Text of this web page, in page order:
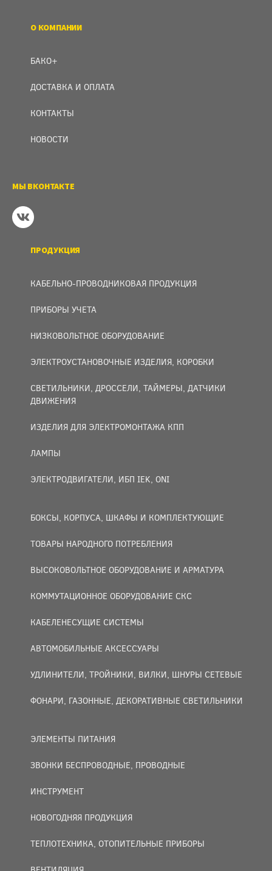
О КОМПАНИИ
БАКО+
ДОСТАВКА И ОПЛАТА
КОНТАКТЫ
НОВОСТИ
МЫ ВКОНТАКТЕ
ПРОДУКЦИЯ
КАБЕЛЬНО-ПРОВОДНИКОВАЯ ПРОДУКЦИЯ
ПРИБОРЫ УЧЕТА
НИЗКОВОЛЬТНОЕ ОБОРУДОВАНИЕ
ЭЛЕКТРОУСТАНОВОЧНЫЕ ИЗДЕЛИЯ, КОРОБКИ
СВЕТИЛЬНИКИ, ДРОССЕЛИ, ТАЙМЕРЫ, ДАТЧИКИ
ДВИЖЕНИЯ
ИЗДЕЛИЯ ДЛЯ ЭЛЕКТРОМОНТАЖА КПП
ЛАМПЫ
ЭЛЕКТРОДВИГАТЕЛИ, ИБП IEK, ONI
БОКСЫ, КОРПУСА, ШКАФЫ И КОМПЛЕКТУЮЩИЕ
ТОВАРЫ НАРОДНОГО ПОТРЕБЛЕНИЯ
ВЫСОКОВОЛЬТНОЕ ОБОРУДОВАНИЕ И АРМАТУРА
КОММУТАЦИОННОЕ ОБОРУДОВАНИЕ СКС
КАБЕЛЕНЕСУЩИЕ СИСТЕМЫ
АВТОМОБИЛЬНЫЕ АКСЕССУАРЫ
УДЛИНИТЕЛИ, ТРОЙНИКИ, ВИЛКИ, ШНУРЫ СЕТЕВЫЕ
ФОНАРИ, ГАЗОННЫЕ, ДЕКОРАТИВНЫЕ СВЕТИЛЬНИКИ
ЭЛЕМЕНТЫ ПИТАНИЯ
ЗВОНКИ БЕСПРОВОДНЫЕ, ПРОВОДНЫЕ
ИНСТРУМЕНТ
НОВОГОДНЯЯ ПРОДУКЦИЯ
ТЕПЛОТЕХНИКА, ОТОПИТЕЛЬНЫЕ ПРИБОРЫ